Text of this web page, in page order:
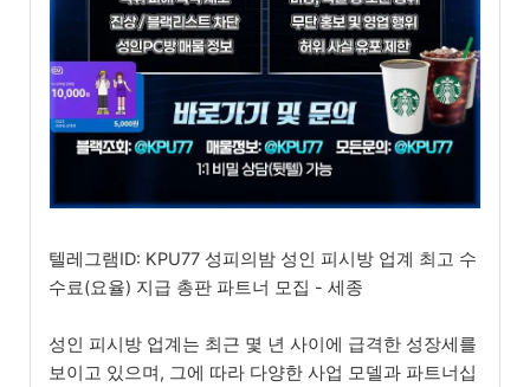
텔레그램ID: KPU77 성피의밤 성인 피시방 업계 최고 수
수료(요율) 지급 총판 파트너 모집 - 세종
성인 피시방 업계는 최근 몇 년 사이에 급격한 성장세를
보이고 있으며, 그에 따라 다양한 사업 모델과 파트너십